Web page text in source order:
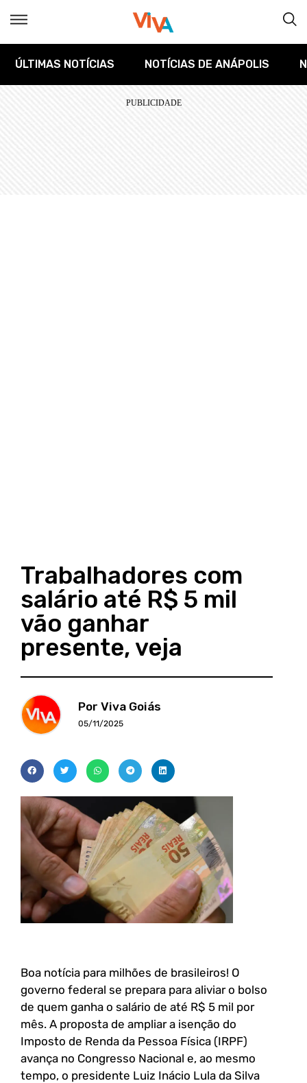
ÚLTIMAS NOTÍCIAS NOTÍCIAS DE ANÁPOLIS
Trabalhadores com
salário até R$ 5 mil
vão ganhar
presente, veja
Por Viva Goiás
05/11/2025
Boa notícia para milhões de brasileiros! O
governo federal se prepara para aliviar o bolso
de quem ganha o salário de até R$ 5 mil por
mês. A proposta de ampliar a isenção do
Imposto de Renda da Pessoa Física (IRPF)
avança no Congresso Nacional e, ao mesmo
tempo, o presidente Luiz Inácio Lula da Silva